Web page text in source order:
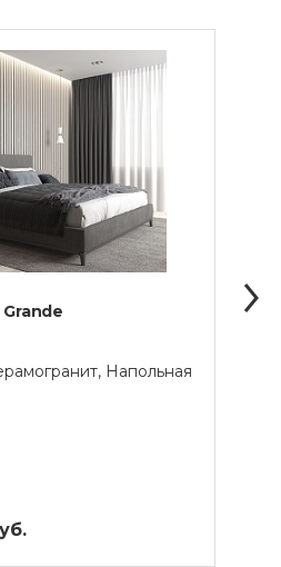
Напольная